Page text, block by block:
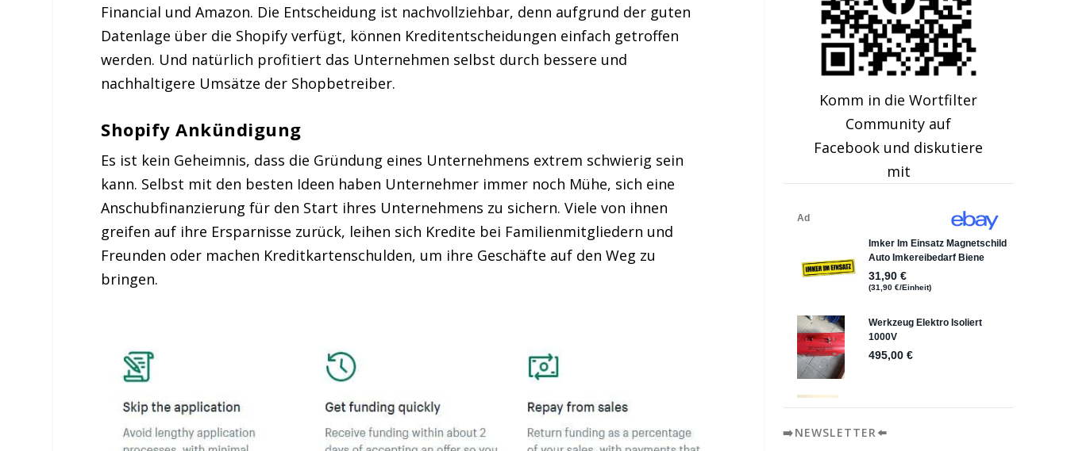
Financial und Amazon. Die Entscheidung ist nachvollziehbar, denn aufgrund der guten
Datenlage über die Shopify verfügt, können Kreditentscheidungen einfach getroffen
werden. Und natürlich profitiert das Unternehmen selbst durch bessere und
nachhaltigere Umsätze der Shopbetreiber.
Shopify Ankündigung
Es ist kein Geheimnis, dass die Gründung eines Unternehmens extrem schwierig sein
kann. Selbst mit den besten Ideen haben Unternehmer immer noch Mühe, sich eine
Anschubfinanzierung für den Start ihres Unternehmens zu sichern. Viele von ihnen
greifen auf ihre Ersparnisse zurück, leihen sich Kredite bei Familienmitgliedern und
Freunden oder machen Kreditkartenschulden, um ihre Geschäfte auf den Weg zu
bringen.
Komm in die Wortfilter
Community auf
Facebook und diskutiere
mit
➡️NEWSLETTER⬅️